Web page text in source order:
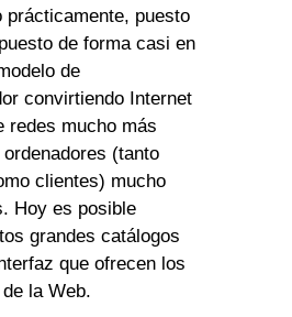
prácticamente, puesto
de forma casi en
de
convirtiendo Internet
redes mucho más
(tanto
clientes) mucho
Hoy es posible
grandes catálogos
que ofrecen los
la Web.